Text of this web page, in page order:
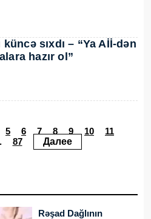
sıxdı – “Ya Aİİ-dən
hazır ol”
5 6 7 8 9 10
11
87 Далее
Rəşad Dağlının